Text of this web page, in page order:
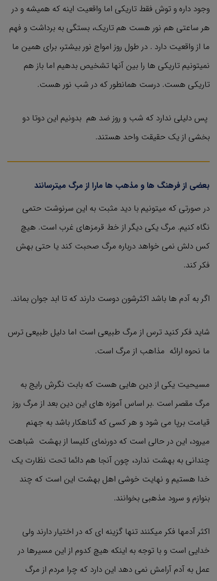
وجود داره و توش فقط تاریکی اما واقعیت اینه که همیشه و در
هر ساعتی هم نور هست هم تاریک، بستگی به برداشت و فهم
ما از واقعیت دارد . در طول روز امواج نور بیشتر، برای همین ما
نمیتونیم تاریکی ها را بین آنها تشخیص بدهیم اما باز هم
تاریکی هست. درست همانطور که در شب نور هست.
پس دلیلی ندارد که شب و روز ضد هم بدونیم این دوتا دو
بخشی از یک حقیقت واحد هستند.
بعضی از فرهنگ ها و مذهب ها مارا از مرگ میترسانند
در صورتی که میتونیم با دید مثبت به این سرنوشت حتمی
نگاه کنیم. مرگ یکی دیگر از خط قرمزهای غرب است. هیچ
کس دلش نمی خواهد درباره مرگ صحبت کند یا حتی بهش
فکر کند.
اگر به آدم ها باشد اکثرشون دوست دارند که تا ابد جوان بماند.
شاید فکر کنید ترس از مرگ طبیعی است اما دلیل طبیعی ترس
ما نحوه ارائه مذاهب از مرگ است.
مسیحیت یکی از دین هایی هست که بابت نگرش رایج به
مرگ مقصر است .بر اساس آموزه های این دین بعد از مرگ روز
قیامت برپا می شود و هر کسی که گناهکار باشد به جهنم
میرود، این در حالی است که دورنمای کلیسا از بهشت شباهت
چندانی به بهشت ندارد، چون آنجا هم دائما تحت نظارت یک
خدا هستیم و نهایت خوشی اهل بهشت این است که چند
بنوازم و سرود مذهبی بخوانند.
اکثر آدمها فکر میکنند تنها گزینه ای که در اختیار دارند ولی
خدایی است و با توجه به اینکه هیچ کدوم از این مسیرها در
عمل به آدم آرامش نمی دهد این دارد که چرا مردم از مرگ